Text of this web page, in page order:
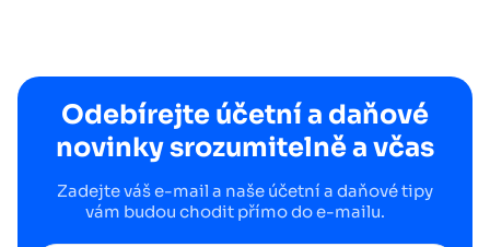
Odebírejte účetní a daňové
novinky srozumitelně a včas
Zadejte váš e-mail a naše účetní a daňové tipy
vám budou chodit přímo do e-mailu.